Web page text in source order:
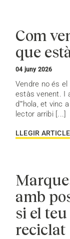
Com
que
04 juny 2026
Vendre no és
estàs venent. I
d'“hola, et vinc
lector arribi [...]
LLEGIR ARTICLE
amb
si el
reciclat